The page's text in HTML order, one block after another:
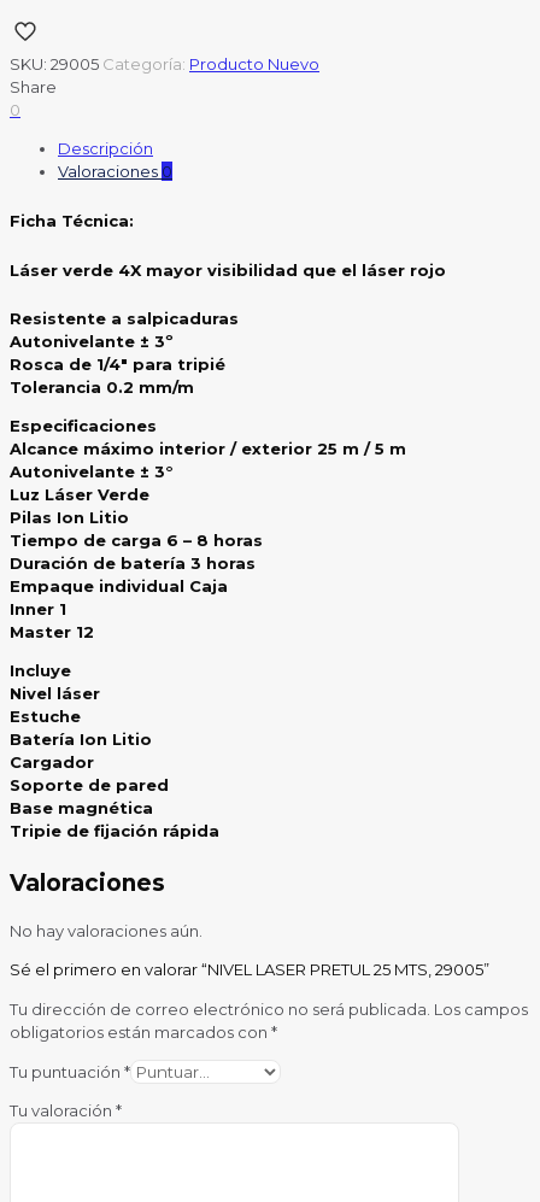
SKU: 29005 Categoría: Producto Nuevo
Share
0
Descripción
Valoraciones 0
Ficha Técnica:
Láser verde 4X mayor visibilidad que el láser rojo
Resistente a salpicaduras
Autonivelante ± 3º
Rosca de 1/4″ para tripié
Tolerancia 0.2 mm/m
Especificaciones
Alcance máximo interior / exterior 25 m / 5 m
Autonivelante ± 3°
Luz Láser Verde
Pilas Ion Litio
Tiempo de carga 6 – 8 horas
Duración de batería 3 horas
Empaque individual Caja
Inner 1
Master 12
Incluye
Nivel láser
Estuche
Batería Ion Litio
Cargador
Soporte de pared
Base magnética
Tripie de fijación rápida
Valoraciones
No hay valoraciones aún.
Sé el primero en valorar “NIVEL LASER PRETUL 25 MTS, 29005”
Tu dirección de correo electrónico no será publicada. Los campos
obligatorios están marcados con *
Tu puntuación *
Tu valoración *